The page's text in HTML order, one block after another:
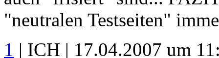
"neutralen Testseiten"
1 | ICH | 17.04.2007 um